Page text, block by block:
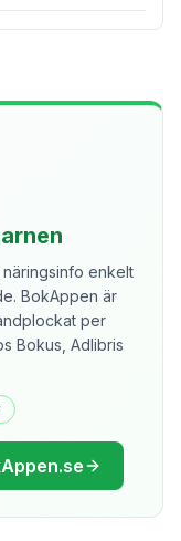
enkelt
BokAppen är
per
Bokus, Adlibris